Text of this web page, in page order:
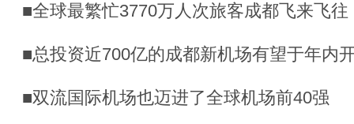
■全球最繁忙3770万人次旅客成都飞来飞往
■总投资近700亿的成都新机场有望于年内
■双流国际机场也迈进了全球机场前40强